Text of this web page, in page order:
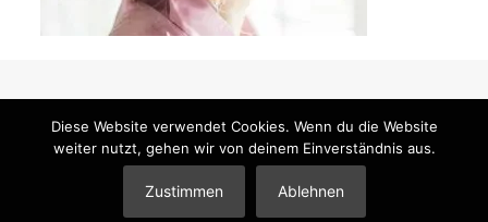
© 2026 Mandy Klimt Brautstyling & Make-Up |Impressum
Datenschutzerklärung|Partner
Diese Website verwendet Cookies. Wenn du die Website
weiter nutzt, gehen wir von deinem Einverständnis aus.
Zustimmen Ablehnen